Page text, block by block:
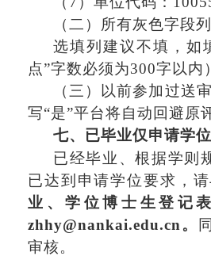
（二）所有灰色字段
选填列建议不填，如
点”字数必须为300字以
（三）以前参加过送
写“是”平台将自动回避原
七、已毕业仅申请学
已经毕业、根据学则
已达到申请学位要求，
业 、学位博士生登记表
zhhy@nankai.edu.cn。
审核。